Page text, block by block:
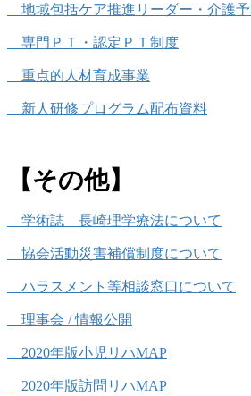
地域包括ケア推進リーダー・介護
専門ＰＴ・認定ＰＴ制度
重点的人材育成事業
新人研修プログラム配布資料
【その他】
学術誌 長崎理学療法について
協会活動災害補償制度について
ハラスメント等相談窓口について
理事会 / 情報公開
2020年版小児リハMAP
2020年版訪問リハMAP